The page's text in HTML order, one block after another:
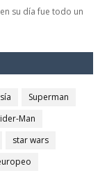
su día fue todo un
Superman
Man
star wars